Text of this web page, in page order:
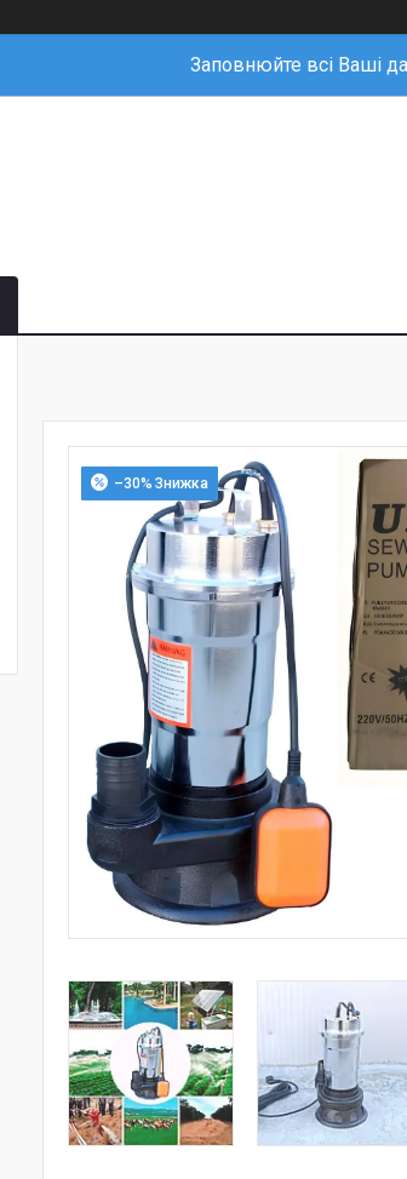
Заповнюйте всі Ваші
–30%